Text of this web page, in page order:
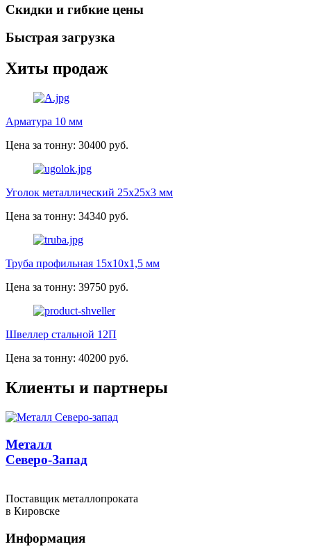
Скидки и гибкие цены
Быстрая загрузка
Хиты продаж
Арматура 10 мм
Цена за тонну: 30400 руб.
Уголок металлический 25х25х3 мм
Цена за тонну: 34340 руб.
Труба профильная 15х10х1,5 мм
Цена за тонну: 39750 руб.
Швеллер стальной 12П
Цена за тонну: 40200 руб.
Клиенты и партнеры
Металл
Северо-Запад
Поставщик металлопроката
в Кировске
Информация